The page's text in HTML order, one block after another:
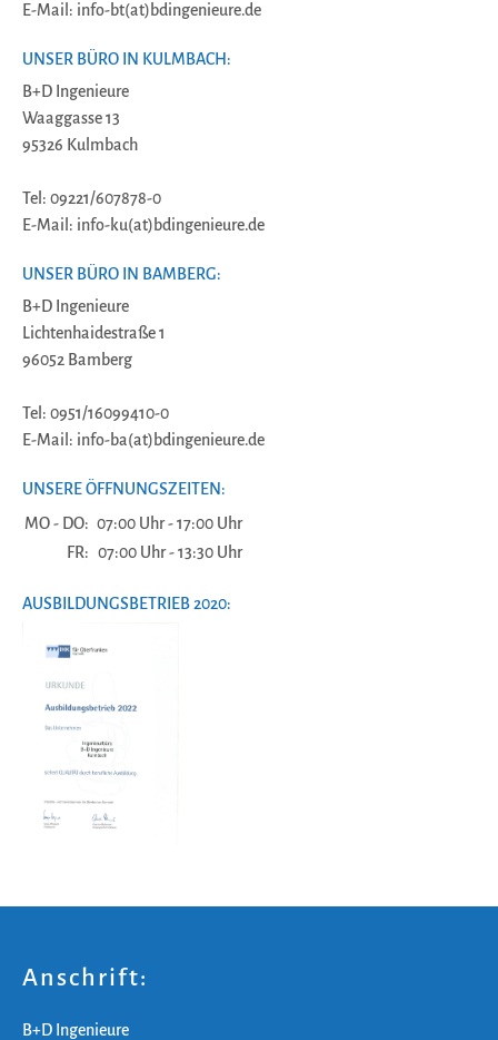
E-Mail: info-bt(at)bdingenieure.de
UNSER BÜRO IN KULMBACH:
B+D Ingenieure
Waaggasse 13
95326 Kulmbach
Tel: 09221/607878-0
E-Mail: info-ku(at)bdingenieure.de
UNSER BÜRO IN BAMBERG:
B+D Ingenieure
Lichtenhaidestraße 1
96052 Bamberg
Tel: 0951/16099410-0
E-Mail: info-ba(at)bdingenieure.de
UNSERE ÖFFNUNGSZEITEN:
MO - DO: 07:00 Uhr - 17:00 Uhr
FR: 07:00 Uhr - 13:30 Uhr
AUSBILDUNGSBETRIEB 2020:
Anschrift:
B+D Ingenieure